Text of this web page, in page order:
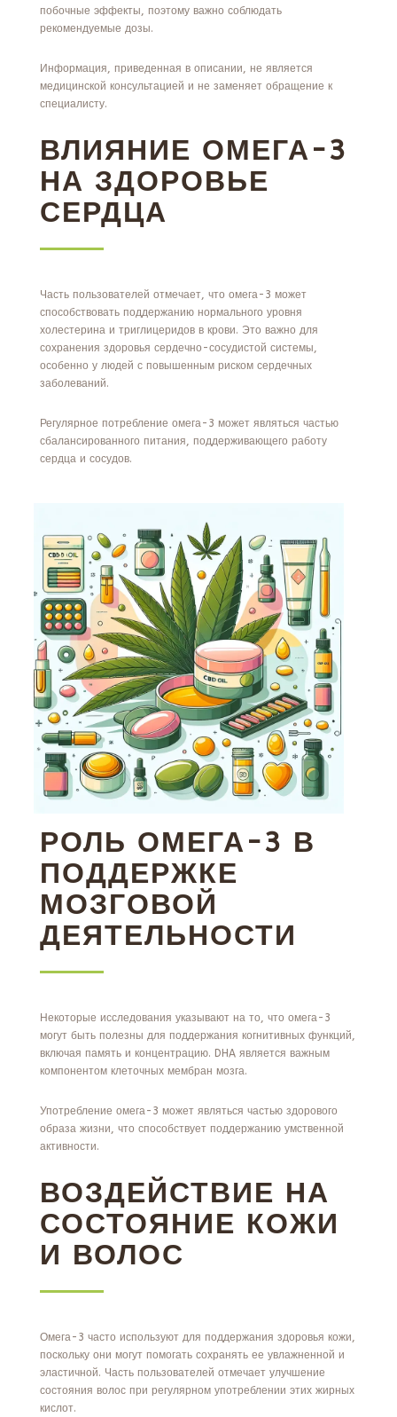
побочные эффекты, поэтому важно соблюдать
рекомендуемые дозы.
Информация, приведенная в описании, не является
медицинской консультацией и не заменяет обращение к
специалисту.
ВЛИЯНИЕ ОМЕГА-3
НА ЗДОРОВЬЕ
СЕРДЦА
Часть пользователей отмечает, что омега-3 может
способствовать поддержанию нормального уровня
холестерина и триглицеридов в крови. Это важно для
сохранения здоровья сердечно-сосудистой системы,
особенно у людей с повышенным риском сердечных
заболеваний.
Регулярное потребление омега-3 может являться частью
сбалансированного питания, поддерживающего работу
сердца и сосудов.
РОЛЬ ОМЕГА-3 В
ПОДДЕРЖКЕ
МОЗГОВОЙ
ДЕЯТЕЛЬНОСТИ
Некоторые исследования указывают на то, что омега-3
могут быть полезны для поддержания когнитивных функций,
включая память и концентрацию. DHA является важным
компонентом клеточных мембран мозга.
Употребление омега-3 может являться частью здорового
образа жизни, что способствует поддержанию умственной
активности.
ВОЗДЕЙСТВИЕ НА
СОСТОЯНИЕ КОЖИ
И ВОЛОС
Омега-3 часто используют для поддержания здоровья кожи,
поскольку они могут помогать сохранять ее увлажненной и
эластичной. Часть пользователей отмечает улучшение
состояния волос при регулярном употреблении этих жирных
кислот.